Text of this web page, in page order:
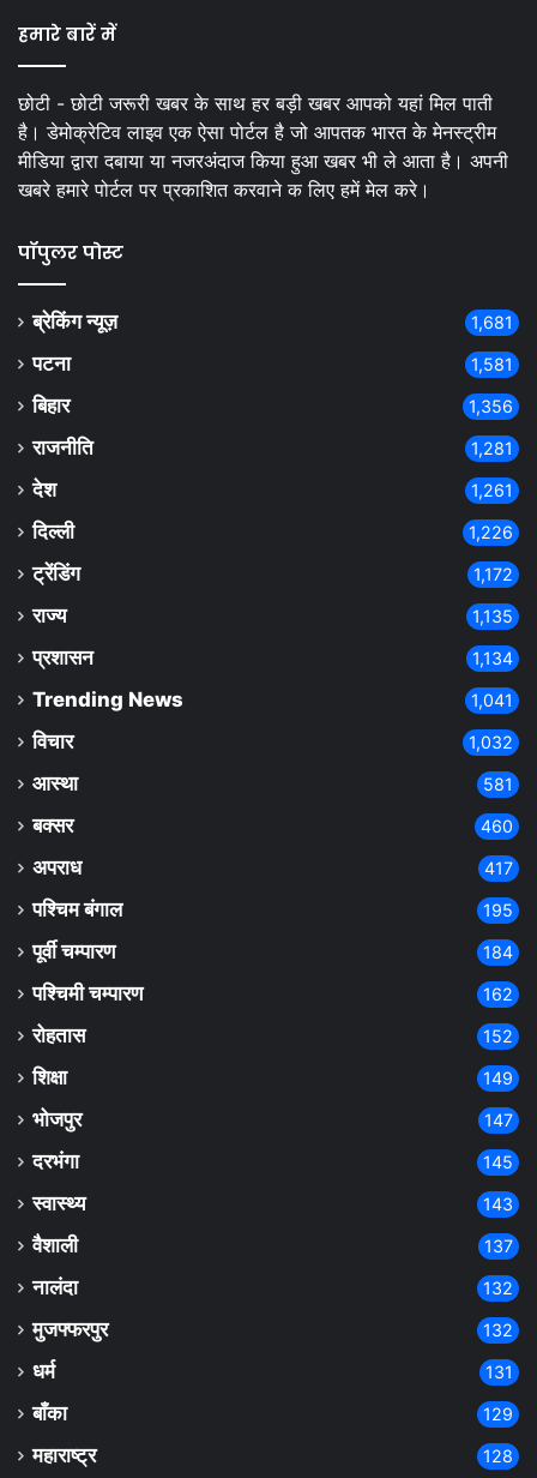
हमारे बारें में
छोटी - छोटी जरूरी खबर के साथ हर बड़ी खबर आपको यहां मिल पाती
है। डेमोक्रेटिव लाइव एक ऐसा पोर्टल है जो आपतक भारत के मेनस्ट्रीम
मीडिया द्वारा दबाया या नजरअंदाज किया हुआ खबर भी ले आता है। अपनी
खबरे हमारे पोर्टल पर प्रकाशित करवाने क लिए हमें मेल करे।
पॉपुलर पोस्ट
ब्रेकिंग न्यूज़ 1,681
पटना 1,581
बिहार 1,356
राजनीति 1,281
देश 1,261
दिल्ली 1,226
ट्रेंडिंग 1,172
राज्य 1,135
प्रशासन 1,134
Trending News 1,041
विचार 1,032
आस्था 581
बक्सर 460
अपराध 417
पश्चिम बंगाल 195
पूर्वी चम्पारण 184
पश्चिमी चम्पारण 162
रोहतास 152
शिक्षा 149
भोजपुर 147
दरभंगा 145
स्वास्थ्य 143
वैशाली 137
नालंदा 132
मुजफ्फरपुर 132
धर्म 131
बाँका 129
महाराष्ट्र 128